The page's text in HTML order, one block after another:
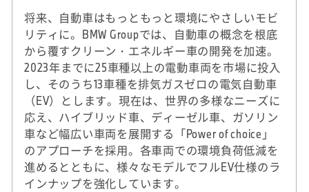
将来、自動車はもっともっと環境にやさしいモビ
リティに。BMW Groupでは、自動車の概念を根底
から覆すクリーン・エネルギー車の開発を加速。
2023年までに25車種以上の電動車両を市場に投入
し、そのうち13車種を排気ガスゼロの電気自動車
（EV）とします。現在は、世界の多様なニーズに
応え、ハイブリッド車、ディーゼル車、ガソリン
車など幅広い車両を展開する「Power of choice」
のアプローチを採用。各車両での環境負荷低減を
進めるとともに、様々なモデルでフルEV仕様のラ
インナップを強化しています。